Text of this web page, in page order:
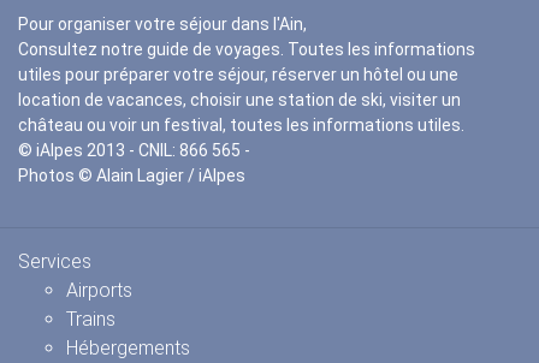
Pour organiser votre séjour dans l'Ain,
Consultez notre guide de voyages. Toutes les informations
utiles pour préparer votre séjour, réserver un hôtel ou une
location de vacances, choisir une station de ski, visiter un
château ou voir un festival, toutes les informations utiles.
© iAlpes 2013 - CNIL: 866 565 -
Photos © Alain Lagier / iAlpes
Services
Airports
Trains
Hébergements